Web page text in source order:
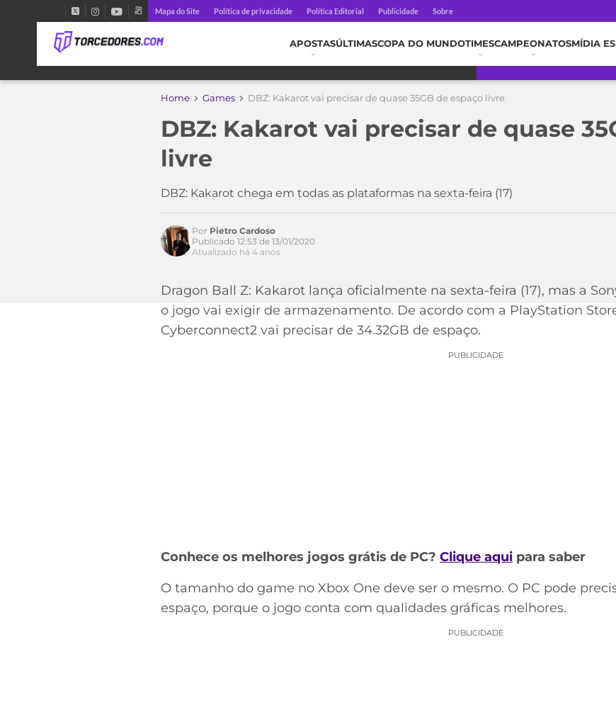
Mapa do Site Política de privacidade Política Editorial Publicidade Sobre
APOSTASÚLTIMASCOPA DO MUNDOTIMESCAMPEONATOSMÍDIA
Home Games DBZ: Kakarot vai precisar de quase 35GB de espaço livre
DBZ: Kakarot vai precisar de quase
livre
DBZ: Kakarot chega em todas as plataformas na sexta-feira (17)
Acesse o perfil do autor
Por Pietro Cardoso
Publicado 12:53 de 13/01/2020
Atualizado há 4 anos
Dragon Ball Z: Kakarot lança oficialmente na sexta-feira (17), mas a
o jogo vai exigir de armazenamento. De acordo com a PlayStation
Cyberconnect2 vai precisar de 34.32GB de espaço.
PUBLICIDADE
Conhece os melhores jogos grátis de PC? Clique aqui para saber
O tamanho do game no Xbox One deve ser o mesmo. O PC pode
espaço, porque o jogo conta com qualidades gráficas melhores.
PUBLICIDADE